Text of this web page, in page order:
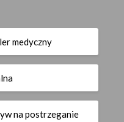
medyczny
na postrzeganie